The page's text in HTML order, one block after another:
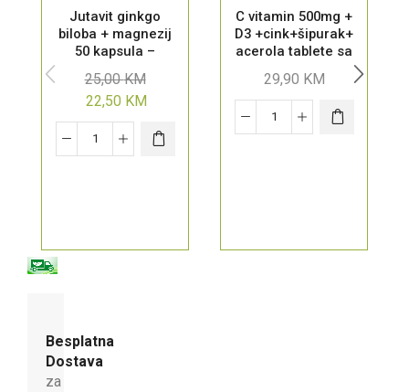
Jutavit ginkgo
biloba + magnezij
50 kapsula –
25,00KM
22,50 KM
C vitamin 500mg +
D3 +cink+šipurak+
acerola tablete sa
oslobađanjem za
potporu imunog
sistema
29,90 KM
Besplatna
Dostava
za